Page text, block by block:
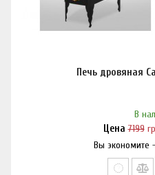
Печь дровяная
В
Цена7199
Вы экономите -
Нашли